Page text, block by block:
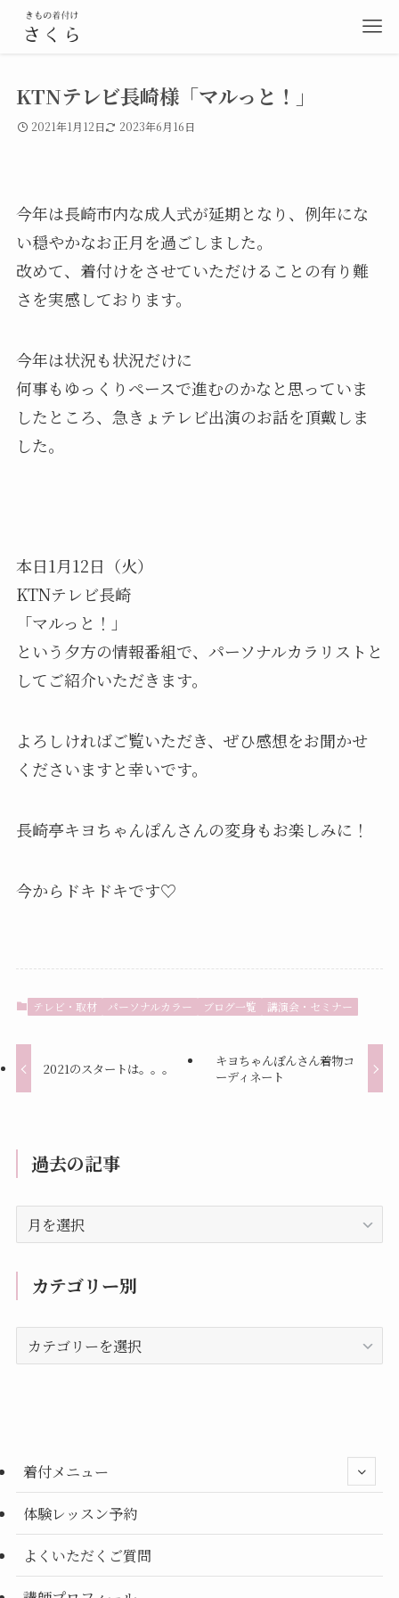
KTNテレビ長崎様「マルっと！」
2021年1月12日 2023年6月16日
今年は長崎市内な成人式が延期となり、例年にな
い穏やかなお正月を過ごしました。
改めて、着付けをさせていただけることの有り難
さを実感しております。
今年は状況も状況だけに
何事もゆっくりペースで進むのかなと思っていま
したところ、急きょテレビ出演のお話を頂戴しま
した。
本日1月12日（火）
KTNテレビ長崎
「マルっと！」
という夕方の情報番組で、パーソナルカラリストと
してご紹介いただきます。
よろしければご覧いただき、ぜひ感想をお聞かせ
くださいますと幸いです。
長崎亭キヨちゃんぽんさんの変身もお楽しみに！
今からドキドキです♡
テレビ・取材 パーソナルカラー ブログ一覧 講演会・セミナー
2021のスタートは。。。
キヨちゃんぽんさん着物コ
ーディネート
過去の記事
去
事
カテゴリー別
テ
着付メニュー
体験レッスン予約
よくいただくご質問